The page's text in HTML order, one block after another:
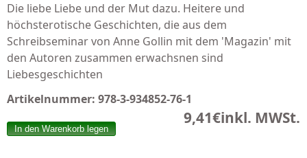
Die liebe Liebe und der Mut dazu. Heitere und
höchsterotische Geschichten, die aus dem
Schreibseminar von Anne Gollin mit dem 'Magazin' mit
den Autoren zusammen erwachsnen sind
Liebesgeschichten
Artikelnummer: 978-3-934852-76-1
9,41€inkl. MWSt.